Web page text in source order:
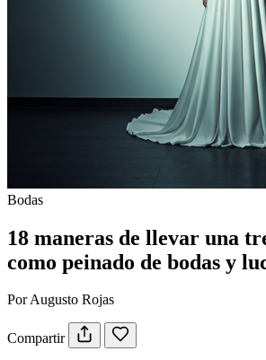
Bodas
18 maneras de llevar una
como peinado de bodas y
Por Augusto Rojas
Compartir